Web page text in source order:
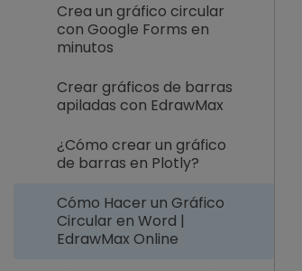
Crea un gráfico circular
con Google Forms en
minutos
Crear gráficos de barras
apiladas con EdrawMax
¿Cómo crear un gráfico
de barras en Plotly?
Cómo Hacer un Gráfico
Circular en Word |
EdrawMax Online